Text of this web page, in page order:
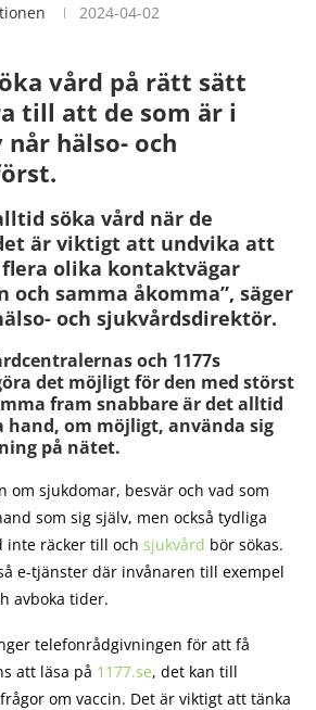
2024-04-02
vård på rätt sätt
till att de som är i
hälso- och
söka vård när de
är viktigt att undvika att
flera olika kontaktvägar
och samma åkomma”, säger
och sjukvårdsdirektör.
och 1177s
det möjligt för den med störst
fram snabbare är det alltid
om möjligt, använda sig
på nätet.
om sjukdomar, besvär och vad som
som sig själv, men också tydliga
inte räcker till och sjukvård bör sökas.
e-tjänster där invånaren till exempel
avboka tider.
telefonrådgivningen för att få
att läsa på 1177.se, det kan till
om vaccin. Det är viktigt att tänka